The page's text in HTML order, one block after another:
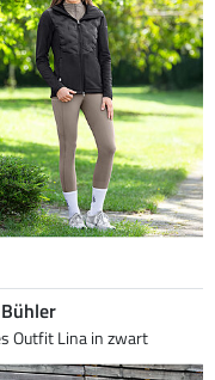
Outfit Lina in zwart